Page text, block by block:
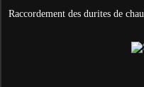
Raccordement des durites de